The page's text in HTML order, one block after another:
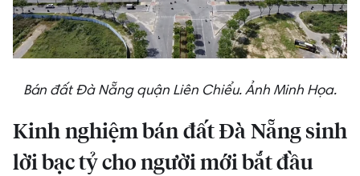
Bán đất Đà Nẵng quận Liên Chiểu. Ảnh Minh Họa.
Kinh nghiệm bán đất Đà Nẵng sinh
lời bạc tỷ cho người mới bắt đầu